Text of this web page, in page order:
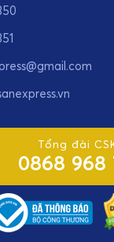
Tổng đài
0868 968